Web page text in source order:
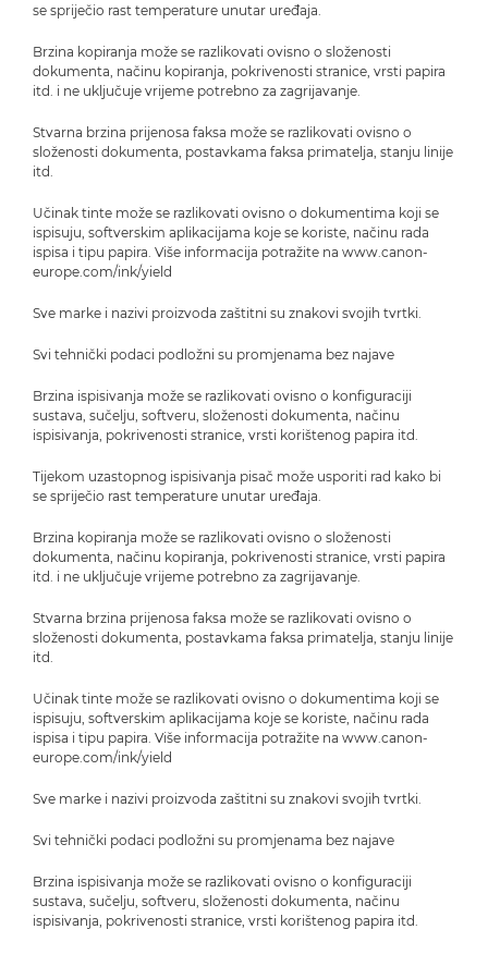
se spriječio rast temperature unutar uređaja.
Brzina kopiranja može se razlikovati ovisno o složenosti
dokumenta, načinu kopiranja, pokrivenosti stranice, vrsti papira
itd. i ne uključuje vrijeme potrebno za zagrijavanje.
Stvarna brzina prijenosa faksa može se razlikovati ovisno o
složenosti dokumenta, postavkama faksa primatelja, stanju linije
itd.
Učinak tinte može se razlikovati ovisno o dokumentima koji se
ispisuju, softverskim aplikacijama koje se koriste, načinu rada
ispisa i tipu papira. Više informacija potražite na www.canon-
europe.com/ink/yield
Sve marke i nazivi proizvoda zaštitni su znakovi svojih tvrtki.
Svi tehnički podaci podložni su promjenama bez najave
Brzina ispisivanja može se razlikovati ovisno o konfiguraciji
sustava, sučelju, softveru, složenosti dokumenta, načinu
ispisivanja, pokrivenosti stranice, vrsti korištenog papira itd.
Tijekom uzastopnog ispisivanja pisač može usporiti rad kako bi
se spriječio rast temperature unutar uređaja.
Brzina kopiranja može se razlikovati ovisno o složenosti
dokumenta, načinu kopiranja, pokrivenosti stranice, vrsti papira
itd. i ne uključuje vrijeme potrebno za zagrijavanje.
Stvarna brzina prijenosa faksa može se razlikovati ovisno o
složenosti dokumenta, postavkama faksa primatelja, stanju linije
itd.
Učinak tinte može se razlikovati ovisno o dokumentima koji se
ispisuju, softverskim aplikacijama koje se koriste, načinu rada
ispisa i tipu papira. Više informacija potražite na www.canon-
europe.com/ink/yield
Sve marke i nazivi proizvoda zaštitni su znakovi svojih tvrtki.
Svi tehnički podaci podložni su promjenama bez najave
Brzina ispisivanja može se razlikovati ovisno o konfiguraciji
sustava, sučelju, softveru, složenosti dokumenta, načinu
ispisivanja, pokrivenosti stranice, vrsti korištenog papira itd.